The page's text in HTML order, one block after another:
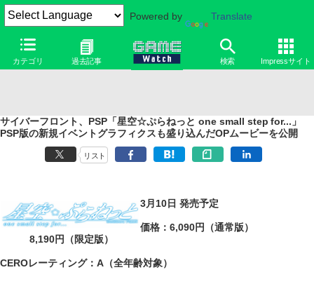
Powered by Translate
カテゴリ 過去記事 検索 Impressサイト
サイバーフロント、PSP「星空☆ぷらねっと one small step for...」
PSP版の新規イベントグラフィクスも盛り込んだOPムービーを公開
リスト
3月10日 発売予定
価格：6,090円（通常版）
8,190円（限定版）
CEROレーティング：A（全年齢対象）